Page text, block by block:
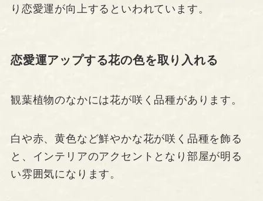
り恋愛運が向上するといわれています。
恋愛運アップする花の色を取り入れる
観葉植物のなかには花が咲く品種があります。
白や赤、黄色など鮮やかな花が咲く品種を飾る
と、インテリアのアクセントとなり部屋が明る
い雰囲気になります。